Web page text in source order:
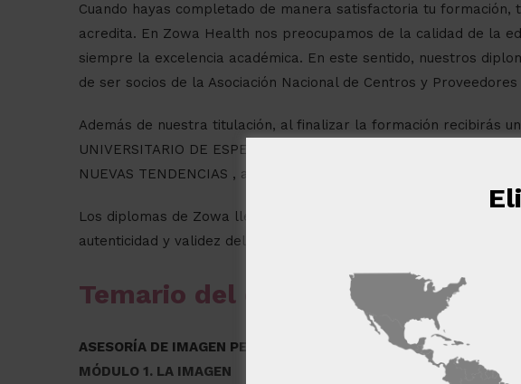
Cuando hayas completado de manera satisfactoria tu formación,
acredita. En Zowa Health nos preocupamos de la calidad de la
siempre la excelencia académica. En este sentido, nuestros
de ser socios de la Asociación Nacional de Centros y Proveedores
Además de nuestra titulación, al finalizar la formación recibirás
UNIVERSITARIO DE ESPECIALIZACIÓN EN ASESORÍA DE IMAGEN:
NUEVAS TENDENCIAS , avalado por la UNIVERSIDAD DE
Los diplomas de Zowa llevan la Apostilla de la Haya, mediante la
autenticidad y validez del diploma en cualquier país firmante del
Temario del curso
ASESORÍA DE IMAGEN PERSONAL
MÓDULO 1. LA IMAGEN
Este sitio web usa cookies para
usted acepta todas las cookies
MOSTRAR TODOS LOS SOCIOS